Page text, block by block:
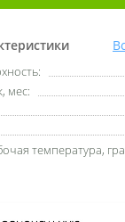
мес:
температура,